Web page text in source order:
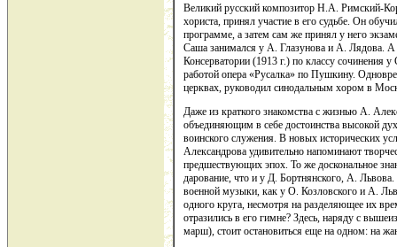
Великий русский композитор Н.А. Римский-
хориста, принял участие в его судьбе. Он
программе, а затем сам же принял у него
Саша занимался у А. Глазунова и А. Лядова.
Консерватории (1913 г.) по классу
работой опера «Русалка» по Пушкину.
церквах, руководил синодальным хором в
Даже из краткого знакомства с жизнью А.
объединяющим в себе достоинства высокой
воинского служения. В новых исторических
Александрова удивительно напоминают
предшествующих эпох. То же доскональное
дарование, что и у Д. Бортнянского, А.
военной музыки, как у О. Козловского и А.
одного круга, несмотря на разделяющее их
отразились в его гимне? Здесь, наряду с
марш), стоит остановиться еще на одном: на